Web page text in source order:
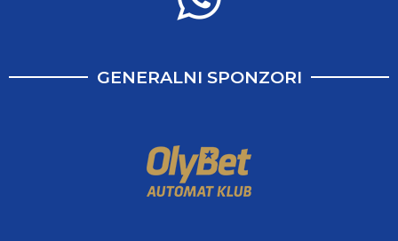
GENERALNI SPONZORI